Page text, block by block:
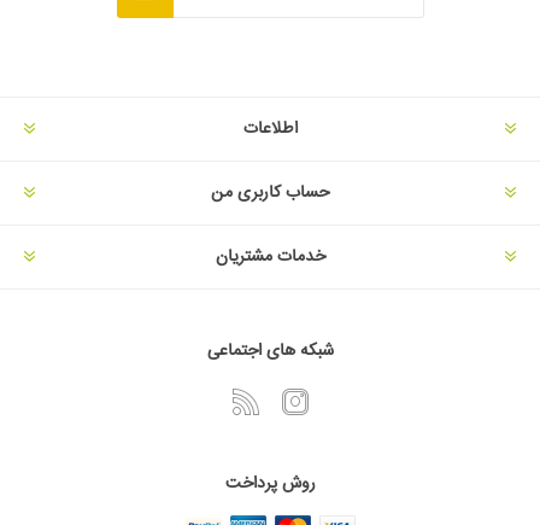
اطلاعات
حساب کاربری من
خدمات مشتریان
شبکه های اجتماعی
روش پرداخت